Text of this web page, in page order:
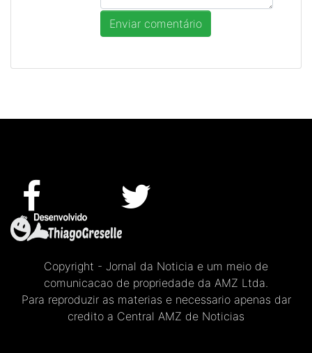
Copyright - Jornal da Noticia e um meio de
comunicacao de propriedade da AMZ Ltda.
Para reproduzir as materias e necessario apenas dar
credito a Central AMZ de Noticias